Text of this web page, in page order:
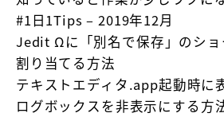
#1日1Tips – 2019年12月
Jedit Ωに「別名で保存」のショ
割り当てる方法
テキストエディタ.app起動時に
ログボックスを非表示にする方